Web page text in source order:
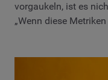
vorgaukeln, ist es
„Wenn diese